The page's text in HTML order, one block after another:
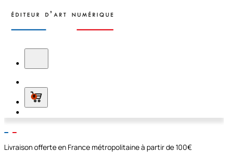
0
Livraison offerte en France métropolitaine à partir de 100€